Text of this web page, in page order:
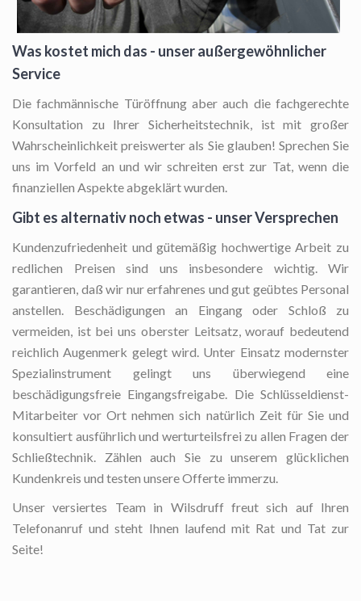
Was kostet mich das - unser außergewöhnlicher
Service
Die fachmännische Türöffnungaber auch die fachgerechte
Konsultation zu Ihrer Sicherheitstechnik, ist mit großer
Wahrscheinlichkeit preiswerter als Sie glauben! Sprechen Sie
uns im Vorfeld an und wir schreiten erst zur Tat, wenn die
finanziellen Aspekte abgeklärt wurden.
Gibt es alternativ noch etwas - unser Versprechen
Kundenzufriedenheit und gütemäßig hochwertige Arbeit zu
redlichen Preisen sind uns insbesondere wichtig. Wir
garantieren, daß wir nur erfahrenes und gut geübtes Personal
anstellen. Beschädigungen an Eingang oder Schloß zu
vermeiden, ist bei uns oberster Leitsatz, worauf bedeutend
reichlich Augenmerk gelegt wird. Unter Einsatz modernster
Spezialinstrument gelingt uns überwiegend eine
beschädigungsfreie Eingangsfreigabe. Die Schlüsseldienst-
Mitarbeiter vor Ort nehmen sich natürlich Zeit für Sie und
konsultiert ausführlich und werturteilsfrei zu allen Fragen der
Schließtechnik. Zählen auch Sie zu unserem glücklichen
Kundenkreis und testen unsere Offerte immerzu.
Unser versiertes Team in Wilsdruff freut sich auf Ihren
Telefonanruf und steht Ihnen laufend mit Rat und Tat zur
Seite!